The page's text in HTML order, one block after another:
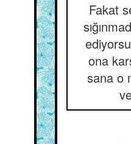
Fakat
ona
sana o